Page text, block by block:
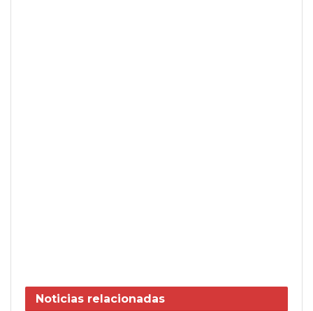
Noticias relacionadas